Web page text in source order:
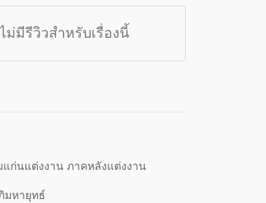
ม่มีรีวิวสำหรับเรื่องนี้
ก่นแต่งงาน ภาคหลังแต่งงาน
มหายุทธ์